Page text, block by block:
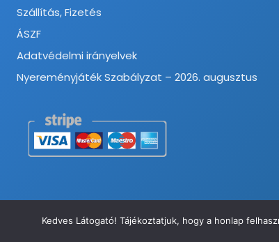
Szállítás, Fizetés
ÁSZF
Adatvédelmi irányelvek
Nyereményjáték Szabályzat – 2026. augusztus
© 2026 Munkavédelmi és Ruházati Webáruház - Minden jog
Kedves Látogató! Tájékoztatjuk, hogy a honlap